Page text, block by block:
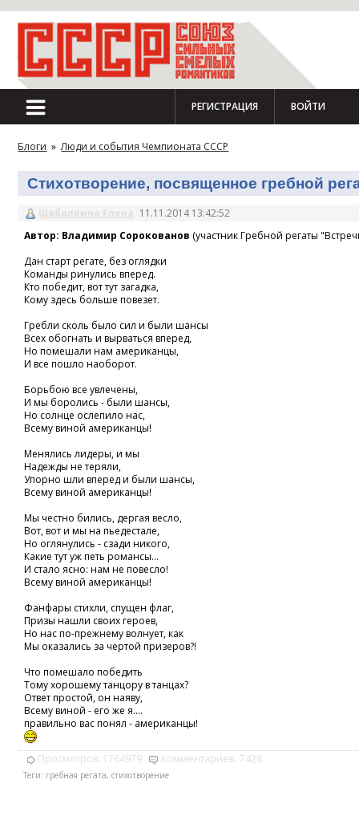
РЕГИСТРАЦИЯ ВОЙТИ
Блоги » Люди и события Чемпионата СССР
Стихотворение, посвященное гребной
Шабалкина Елена 11.11.2014 13:42:52
Автор: Владимир Сорокованов (участник Гребной регаты
Дан старт регате, без оглядки
Команды ринулись вперед.
Кто победит, вот тут загадка,
Кому здесь больше повезет.
Гребли сколь было сил и были шансы
Всех обогнать и вырваться вперед,
Но помешали нам американцы,
И все пошло наоборот.
Борьбою все увлечены,
И мы боролись - были шансы,
Но солнце ослепило нас,
Всему виной американцы!
Менялись лидеры, и мы
Надежды не теряли,
Упорно шли вперед и были шансы,
Всему виной американцы!
Мы честно бились, дергая весло,
Вот, вот и мы на пьедестале,
Но оглянулись - сзади никого,
Какие тут уж петь романсы...
И стало ясно: нам не повесло!
Всему виной американцы!
Фанфары стихли, спущен флаг,
Призы нашли своих героев,
Но нас по-прежнему волнует, как
Мы оказались за чертой призеров?!
Что помешало победить
Тому хорошему танцору в танцах?
Ответ простой, он наяву,
Всему виной - его же я....
правильно вас понял - американцы!
Просмотров: 1764979 Комментариев: 7428
Теги: гребная регата, стихотворение